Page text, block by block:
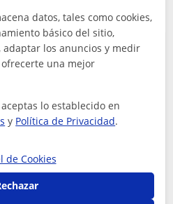
desde abril
y espero seguir mucho
ni...
datos, tales como cookies,
básico del sitio,
los anuncios y medir
una mejor
lo establecido en
y Política de Privacidad.
de Cookies